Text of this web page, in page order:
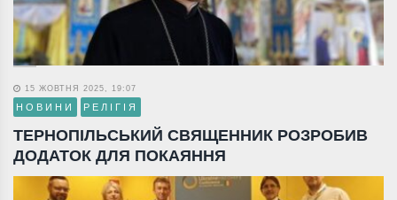
15 ЖОВТНЯ 2025, 19:07
НОВИНИ РЕЛІГІЯ
ТЕРНОПІЛЬСЬКИЙ СВЯЩЕННИК РОЗРОБИВ
ДОДАТОК ДЛЯ ПОКАЯННЯ